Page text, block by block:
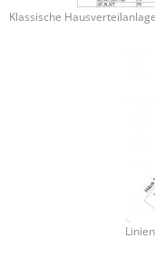
Klassische Hausverteilanlage